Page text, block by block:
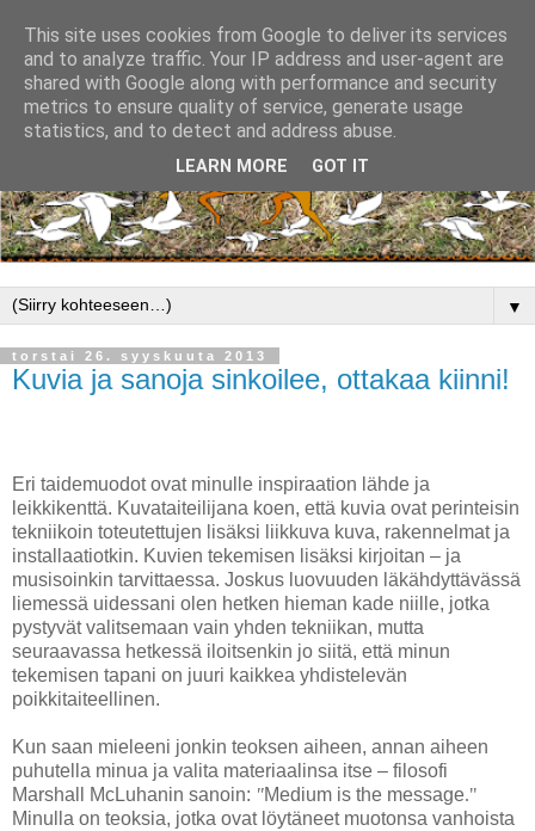
▼
torstai 26. syyskuuta 2013
Kuvia ja sanoja sinkoilee, ottakaa kiinni!
Eri taidemuodot ovat minulle inspiraation lähde ja
leikkikenttä. Kuvataiteilijana koen, että kuvia ovat perinteisin
tekniikoin toteutettujen lisäksi liikkuva kuva, rakennelmat ja
installaatiotkin. Kuvien tekemisen lisäksi kirjoitan – ja
musisoinkin tarvittaessa. Joskus luovuuden läkähdyttävässä
liemessä uidessani olen hetken hieman kade niille, jotka
pystyvät valitsemaan vain yhden tekniikan, mutta
seuraavassa hetkessä iloitsenkin jo siitä, että minun
tekemisen tapani on juuri kaikkea yhdistelevän
poikkitaiteellinen.
Kun saan mieleeni jonkin teoksen aiheen, annan aiheen
puhutella minua ja valita materiaalinsa itse – filosofi
Marshall McLuhanin sanoin: "Medium is the message."
Minulla on teoksia, jotka ovat löytäneet muotonsa vanhoista
This site uses cookies from Google to deliver its services
and to analyze traffic. Your IP address and user-agent are
shared with Google along with performance and security
metrics to ensure quality of service, generate usage
statistics, and to detect and address abuse.
LEARN MORE GOT IT